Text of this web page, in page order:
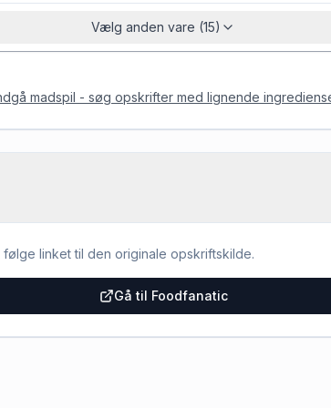
Vælg anden vare (15)
madspil - søg opskrifter med lignende
linket til den originale opskriftskilde.
Gå til Foodfanatic